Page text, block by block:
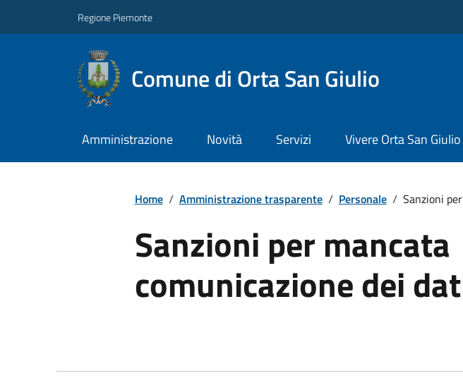
Regione Piemonte
Comune di Orta San Giulio
Amministrazione Novità Servizi Vivere Orta San Giulio
Home / Amministrazione trasparente / Personale / Sanzioni
Sanzioni per mancata
comunicazione dei